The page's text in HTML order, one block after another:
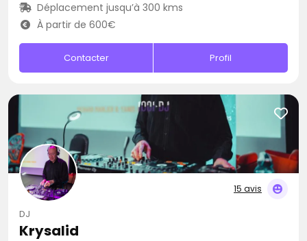
Déplacement jusqu’à 300 kms
À partir de 600€
Contacter Profil
15 avis
DJ
Krysalid